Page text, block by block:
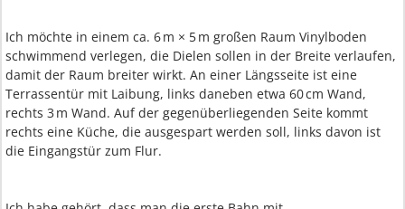
Ich möchte in einem ca. 6 m × 5 m großen Raum Vinylboden
schwimmend verlegen, die Dielen sollen in der Breite verlaufen,
damit der Raum breiter wirkt. An einer Längsseite ist eine
Terrassentür mit Laibung, links daneben etwa 60 cm Wand,
rechts 3 m Wand. Auf der gegenüberliegenden Seite kommt
rechts eine Küche, die ausgespart werden soll, links davon ist
die Eingangstür zum Flur.